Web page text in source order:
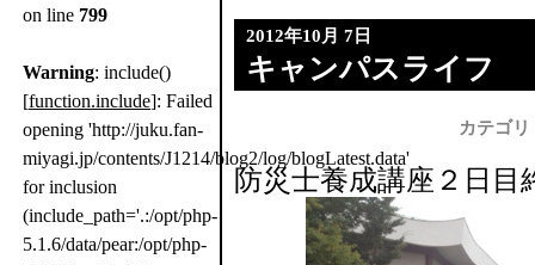
2012年10月 7日
キャンパスライフ
カテゴリ
防災士養成講座２日目
on line 799
Warning: include()
[function.include]: Failed
opening 'http://juku.fan-
miyagi.jp/contents/J1214/blog2/log/blogLatest.data'
for inclusion
(include_path='.:/opt/php-
5.1.6/data/pear:/opt/php-